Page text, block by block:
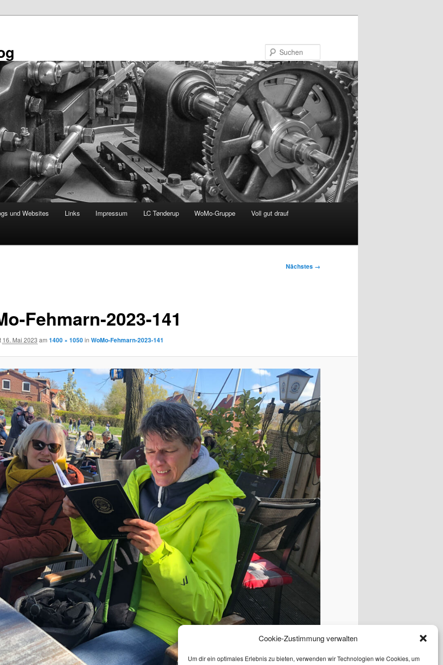
Cookie-Zustimmung verwalten
Um dir ein optimales Erlebnis zu bieten, verwenden wir Technologien wie Cookies, um
und Websites Links Impressum LC Tønderup WoMo-Gruppe Voll gut drauf
Nächstes →
Fehmarn-2023-141
16. Mai 2023 am 1400 × 1050in WoMo-Fehmarn-2023-141